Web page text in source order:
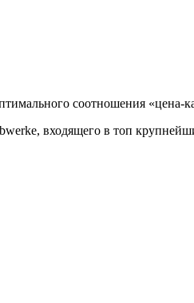
соотношения «цена-
входящего в топ